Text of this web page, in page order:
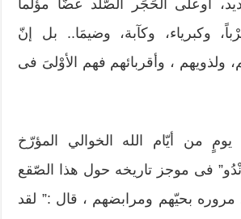
أوعلى الحَجَر الصّلد عضّاً مؤلماً
وكبرياء، وكآبة، وضيمَا.. بل إنّ
ولذويهم ، وأقربائهم فهم الأوْلىَ فى
من أيّام الله الخوالي المؤرّخ
فى موجز تاريخه حول هذا الصّقع
مروره بحيّهم ومرابضهم ، قال :” لقد